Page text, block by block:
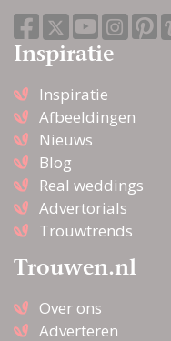
Inspiratie
Inspiratie
Afbeeldingen
Nieuws
Blog
Real weddings
Advertorials
Trouwtrends
Trouwen.nl
Over ons
Adverteren